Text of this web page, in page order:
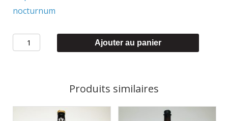
nocturnum
quantité
NOCTURNUM
Ajouter au panier
Produits similaires